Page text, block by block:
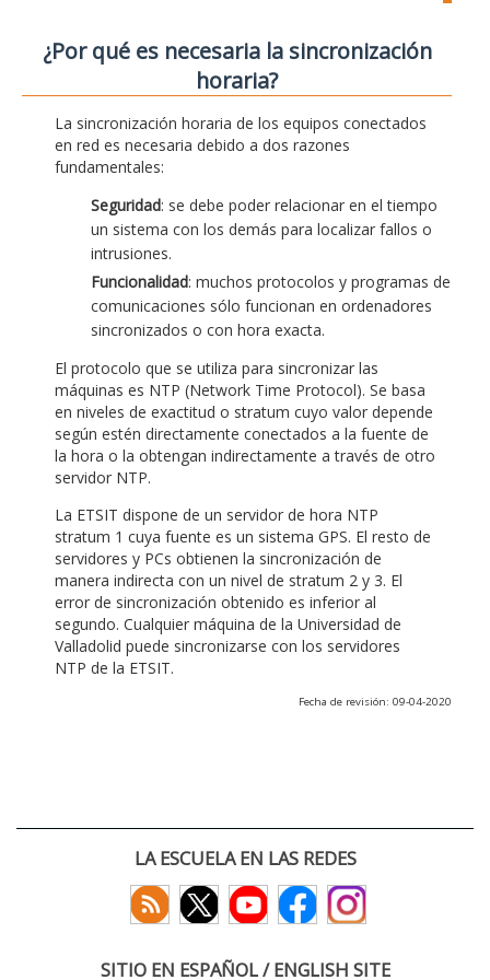
¿Por qué es necesaria la sincronización
horaria?
La sincronización horaria de los equipos conectados
en red es necesaria debido a dos razones
fundamentales:
Seguridad: se debe poder relacionar en el tiempo
un sistema con los demás para localizar fallos o
intrusiones.
Funcionalidad: muchos protocolos y programas de
comunicaciones sólo funcionan en ordenadores
sincronizados o con hora exacta.
El protocolo que se utiliza para sincronizar las
máquinas es NTP (Network Time Protocol). Se basa
en niveles de exactitud o stratum cuyo valor depende
según estén directamente conectados a la fuente de
la hora o la obtengan indirectamente a través de otro
servidor NTP.
La ETSIT dispone de un servidor de hora NTP
stratum 1 cuya fuente es un sistema GPS. El resto de
servidores y PCs obtienen la sincronización de
manera indirecta con un nivel de stratum 2 y 3. El
error de sincronización obtenido es inferior al
segundo. Cualquier máquina de la Universidad de
Valladolid puede sincronizarse con los servidores
NTP de la ETSIT.
Fecha de revisión: 09-04-2020
LA ESCUELA EN LAS REDES
SITIO EN ESPAÑOL / ENGLISH SITE